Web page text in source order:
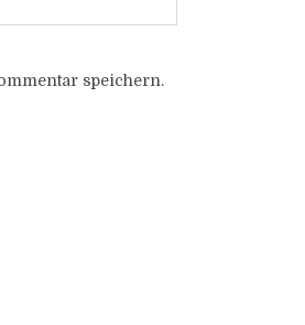
speichern.